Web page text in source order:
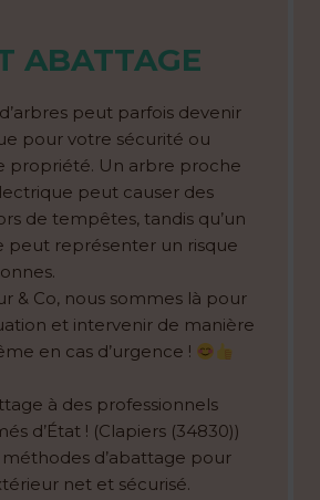
ABATTAGE
peut parfois devenir
pour votre sécurité ou
propriété. Un arbre proche
peut causer des
de tempêtes, tandis qu’un
peut représenter un risque
& Co, nous sommes là pour
et intervenir de manière
en cas d’urgence !
à des professionnels
d’État ! (Clapiers (34830))
d’abattage pour
net et sécurisé.